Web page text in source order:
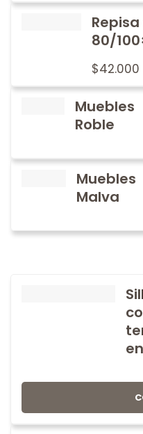
80/
$42.000
Muebles
Roble
Muebles
Malva